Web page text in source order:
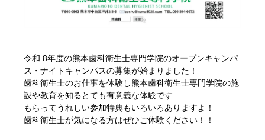
令和 8年度の熊本歯科衛生士専門学院のオープンキャンパ
ス・ナイトキャンパスの募集が始まりました！
歯科衛生士のお仕事を体験し熊本歯科衛生士専門学院の施
設や教育を知るとても有意義な体験です
もらってうれしい参加特典もいろいろありますよ！
歯科衛生士が気になる方はぜひご体験ください！！